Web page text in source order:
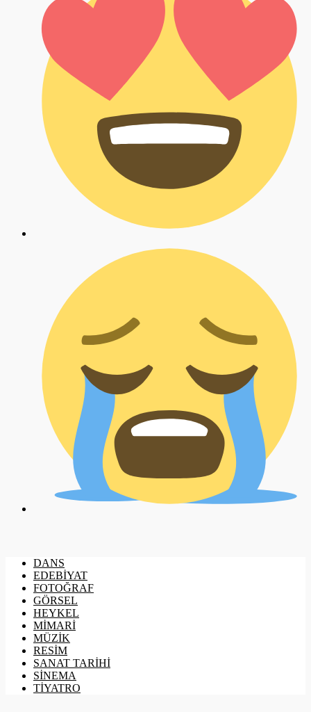
DANS
EDEBİYAT
FOTOĞRAF
GÖRSEL
HEYKEL
MİMARİ
MÜZİK
RESİM
SANAT TARİHİ
SİNEMA
TİYATRO